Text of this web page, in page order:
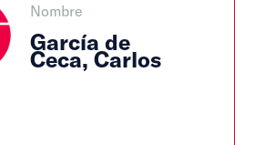
Nombre
García de
Ceca, Carlos